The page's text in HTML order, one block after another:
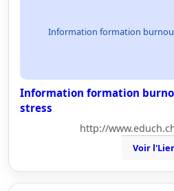
Information formation
Information formation
stress
http://
Voir